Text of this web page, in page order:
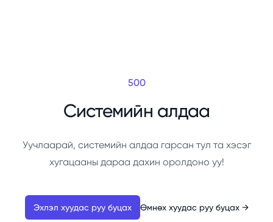
500
Системийн алдаа
Уучлаарай, системийн алдаа гарсан тул та хэсэг
хугацааны дараа дахин оролдоно уу!
Эхлэл хуудас руу буцах Өмнөх хуудас руу буцах →